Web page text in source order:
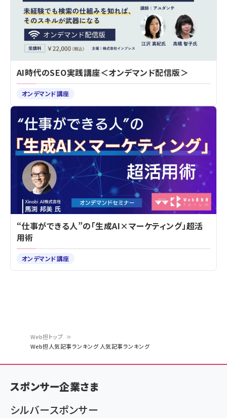
く
ず
Web担トップ
Web担人気記事ランキング 人気記事ランキング
AI時代のSEO実践講座＜オンデマンド配信版＞
オンデマンド講座
“仕事ができる人”の「生成AI×マーケティング」超活
用術
オンデマンド講座
スポンサー企業さま
シルバースポンサー